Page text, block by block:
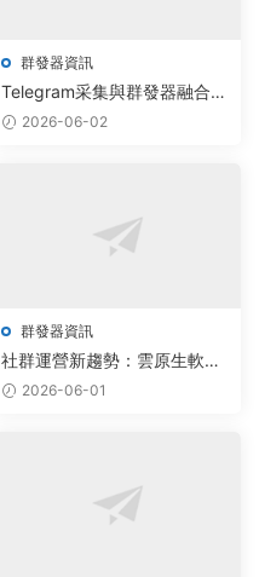
群發器資訊
Telegram采集與群發器融合AI
算法，助力企業營銷效率提升
2026-06-02
群發器資訊
社群運營新趨勢：雲原生軟件
驅動飛機群發器與批量加群自
2026-06-01